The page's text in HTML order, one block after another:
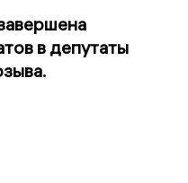
в депутаты